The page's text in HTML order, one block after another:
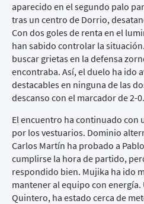
aparecido en el segundo palo
tras un centro de Dorrio,
Con dos goles de renta en el
han sabido controlar la
buscar grietas en la defensa
encontraba. Así, el duelo ha ido
destacables en ninguna de las
descanso con el marcador de 2-0.
El encuentro ha continuado con
por los vestuarios. Dominio
Carlos Martín ha probado a
cumplirse la hora de partido,
respondido bien. Mujika ha ido
mantener al equipo con
Quintero, ha estado cerca de